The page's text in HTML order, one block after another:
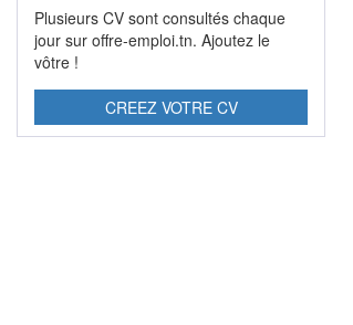
Plusieurs CV sont consultés chaque
jour sur offre-emploi.tn. Ajoutez le
vôtre !
CREEZ VOTRE CV